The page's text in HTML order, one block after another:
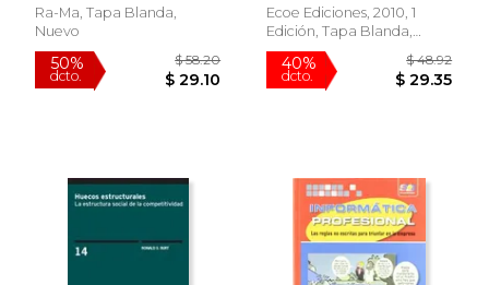
50% $ 61.20 50% $
Ra-Ma, Tapa Blanda,
Nuevo
Ecoe Ediciones, 2010, 1
Edición, Tapa Blanda,
Nuevo